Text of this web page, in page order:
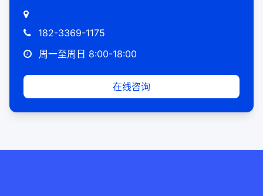
182-3369-1175
周一至周日 8:00-18:00
在线咨询